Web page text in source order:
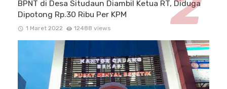
BPNT di Desa Situdaun Diambil Ketua RT, Diduga
Dipotong Rp.30 Ribu Per KPM
1 Maret 2022 12488 views